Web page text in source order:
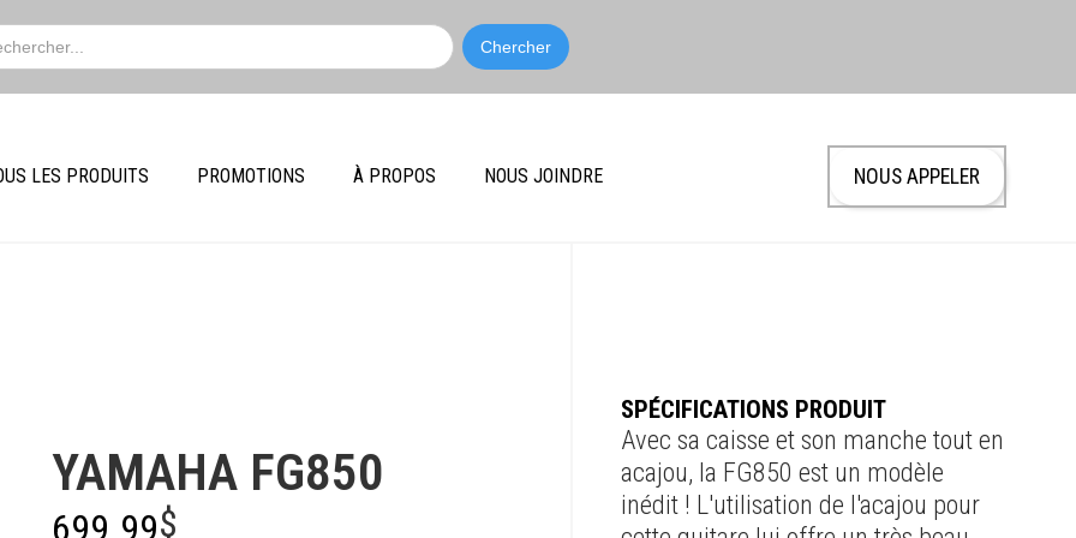
LES PRODUITS PROMOTIONS À PROPOS NOUS JOINDRE NOUS APPELER
YAMAHA FG850
699.99$
SPÉCIFICATIONS PRODUIT
Avec sa caisse et son manche tout en
acajou, la FG850 est un modèle
inédit ! L'utilisation de l'acajou pour